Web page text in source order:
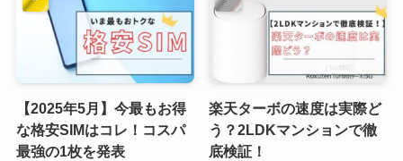
【2025年5月】今最もお得
な格安SIMはコレ！コスパ
最強の1枚を発表
楽天ターボの速度は実際ど
う？2LDKマンションで徹
底検証！